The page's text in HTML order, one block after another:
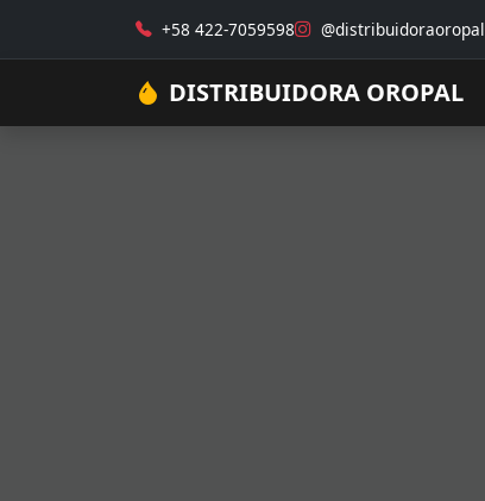
+58 422-7059598 @distribuidoraoropal
DISTRIBUIDORA OROPAL